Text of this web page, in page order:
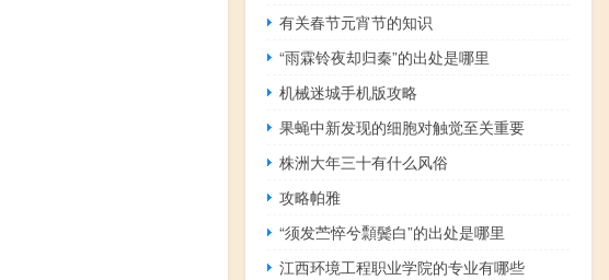
有关春节元宵节的知识
“雨霖铃夜却归秦”的出处是哪里
机械迷城手机版攻略
果蝇中新发现的细胞对触觉至关重要
株洲大年三十有什么风俗
攻略帕雅
“须发苎悴兮顠鬓白”的出处是哪里
江西环境工程职业学院的专业有哪些